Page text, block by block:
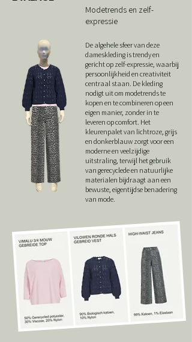
Modetrends en zelf-
expressie
De algehele sfeer van deze
dameskleding is trendy en
gericht op zelf-expressie, waarbij
persoonlijkheid en creativiteit
centraal staan. De kleding
nodigt uit om modetrends te
kopen en te combineren op een
eigen manier, zonder in te
leveren op comfort. Het
kleurenpalet van lichtroze, grijs
en donkerblauw zorgt voor een
moderne en veelzijdige
uitstraling, terwijl het gebruik
van gerecyclede en natuurlijke
materialen bijdraagt aan een
bewuste, eigentijdse benadering
van mode.